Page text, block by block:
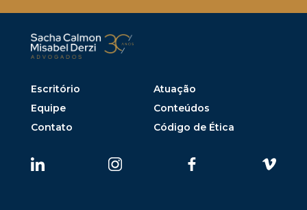
Escritório
Atuação
Equipe
Conteúdos
Contato
Código de Ética